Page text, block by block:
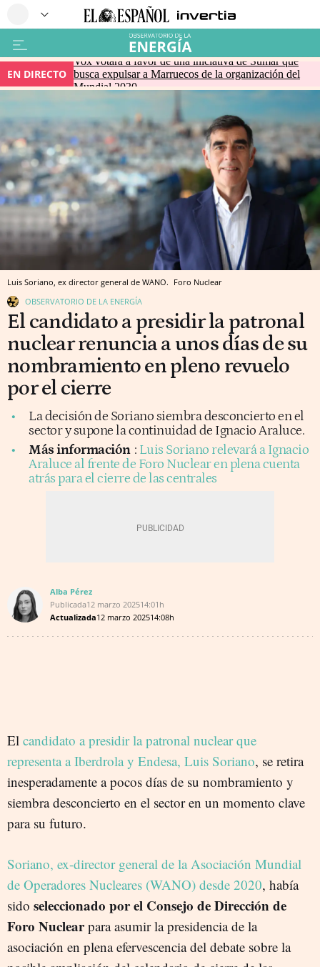
EN DIRECTO
Vox votará a favor de una iniciativa de Sumar que
busca expulsar a Marruecos de la organización del
Mundial 2030
Luis Soriano, ex director general de WANO. Foro Nuclear
OBSERVATORIO DE LA ENERGÍA
El candidato a presidir la patronal
nuclear renuncia a unos días de su
nombramiento en pleno revuelo
por el cierre
La decisión de Soriano siembra desconcierto en el
sector y supone la continuidad de Ignacio Araluce.
Más información : Luis Soriano relevará a Ignacio
Araluce al frente de Foro Nuclear en plena cuenta
atrás para el cierre de las centrales
Alba Pérez
Publicada12 marzo 202514:01h
Actualizada12 marzo 202514:08h
El candidato a presidir la patronal nuclear que
representa a Iberdrola y Endesa, Luis Soriano, se retira
inesperadamente a pocos días de su nombramiento y
siembra desconcierto en el sector en un momento clave
para su futuro.
Soriano, ex-director general de la Asociación Mundial
de Operadores Nucleares (WANO) desde 2020, había
sido seleccionado por el Consejo de Dirección de
Foro Nuclearpara asumir la presidencia de la
asociación en plena efervescencia del debate sobre la